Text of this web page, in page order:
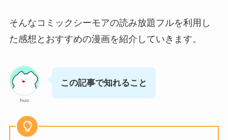
そんなコミックシーモアの読み放題フルを利用し
た感想とおすすめの漫画を紹介していきます。
huo
この記事で知れること